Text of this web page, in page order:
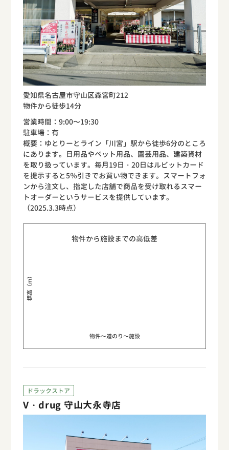
愛知県名古屋市守山区森宮町212
物件から徒歩14分
営業時間：9:00〜19:30
駐車場：有
概要：ゆとりーとライン「川宮」駅から徒歩6分のところ
にあります。日用品やペット用品、園芸用品、建築資材
を取り扱っています。毎月19日・20日はルビットカード
を提示すると5％引きでお買い物できます。スマートフォ
ンから注文し、指定した店舗で商品を受け取れるスマー
トオーダーというサービスを提供しています。
（2025.3.3時点）
物件から施設までの高低差
標高（m）
物件〜道のり〜施設
ドラックストア
V・drug 守山大永寺店